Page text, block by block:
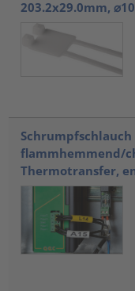
203.2x29.0mm,
flammhemmend/
Thermotransfer,